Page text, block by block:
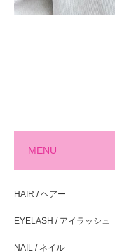
MENU
HAIR / ヘアー
EYELASH / アイラッシュ
NAIL / ネイル